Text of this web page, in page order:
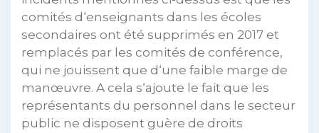
comités d‘enseignants dans les écoles
secondaires ont été supprimés en 2017 et
remplacés par les comités de conférence,
qui ne jouissent que d‘une faible marge de
manœuvre. A cela s‘ajoute le fait que les
représentants du personnel dans le secteur
public ne disposent guère de droits